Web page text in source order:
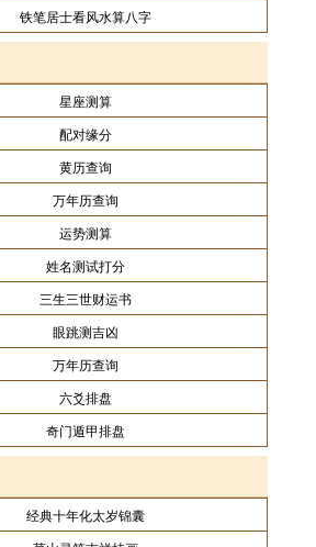
铁笔居士看风水算八字
星座测算
配对缘分
黄历查询
万年历查询
运势测算
姓名测试打分
三生三世财运书
眼跳测吉凶
万年历查询
六爻排盘
奇门遁甲排盘
经典十年化太岁锦囊